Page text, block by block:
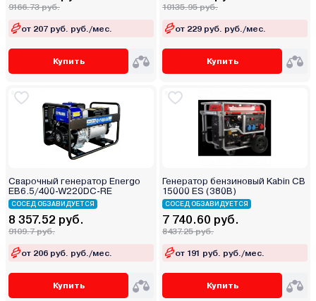
9166.73 руб.
от 207 руб. руб./мес.
Купить
10135.95 руб.
от 229 руб. руб./мес.
Купить
Сварочный генератор Energo
EB6.5/400-W220DC-RE
СОСЕД ОБЗАВИДУЕТСЯ
8 357.52 руб.
9109.7 руб.
от 206 руб. руб./мес.
Купить
Генератор бензиновый Kabin CB
15000 ES (380В)
СОСЕД ОБЗАВИДУЕТСЯ
7 740.60 руб.
8437.25 руб.
от 191 руб. руб./мес.
Купить